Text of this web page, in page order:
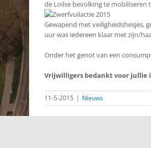
de Loilse bevolking te mobiliseren
Gewapend met veiligheidshesjes,
uur was iedereen klaar met zijn/
Onder het genot van een
Vrijwilligers bedankt voor jullie
11-5-2015 | Nieuws